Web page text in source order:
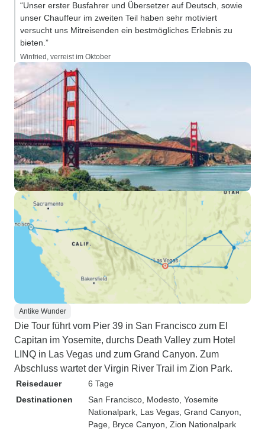
“Unser erster Busfahrer und Übersetzer auf Deutsch, sowie
unser Chauffeur im zweiten Teil haben sehr motiviert
versucht uns Mitreisenden ein bestmögliches Erlebnis zu
bieten.”
Winfried, verreist im Oktober
Antike Wunder
Die Tour führt vom Pier 39 in San Francisco zum El
Capitan im Yosemite, durchs Death Valley zum Hotel
LINQ in Las Vegas und zum Grand Canyon. Zum
Abschluss wartet der Virgin River Trail im Zion Park.
Reisedauer
6 Tage
Destinationen
San Francisco , Modesto , Yosemite
Nationalpark , Las Vegas , Grand Canyon
Page , Bryce Canyon , Zion Nationalpark